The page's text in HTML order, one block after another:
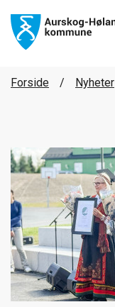
Forside Nyheter